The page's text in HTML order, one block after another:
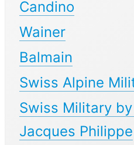
Candino
Wainer
Balmain
Swiss Alpine
Swiss Military
Jacques Philippe